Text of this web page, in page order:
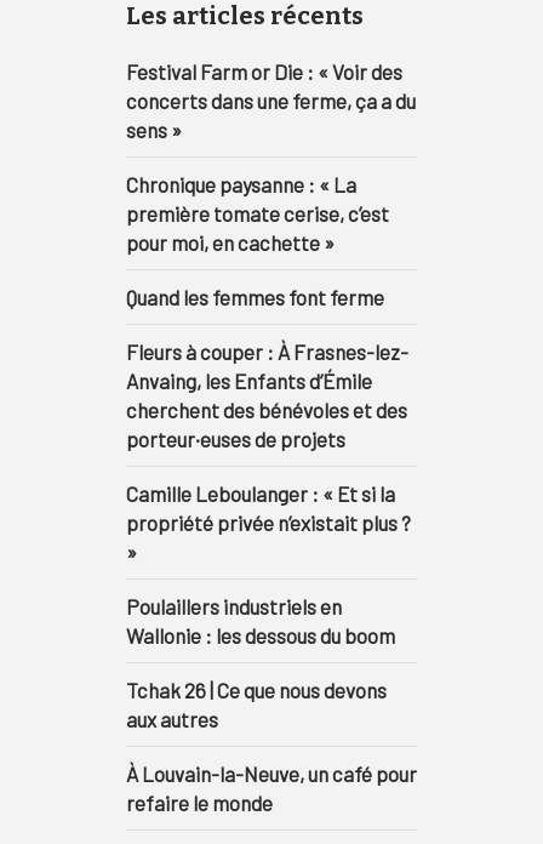
Les articles récents
Festival Farm or Die : « Voir des
concerts dans une ferme, ça a du
sens »
Chronique paysanne : « La
première tomate cerise, c’est
pour moi, en cachette »
Quand les femmes font ferme
Fleurs à couper : À Frasnes-lez-
Anvaing, les Enfants d’Émile
cherchent des bénévoles et des
porteur·euses de projets
Camille Leboulanger : « Et si la
propriété privée n’existait plus ?
»
Poulaillers industriels en
Wallonie : les dessous du boom
Tchak 26 | Ce que nous devons
aux autres
À Louvain-la-Neuve, un café pour
refaire le monde